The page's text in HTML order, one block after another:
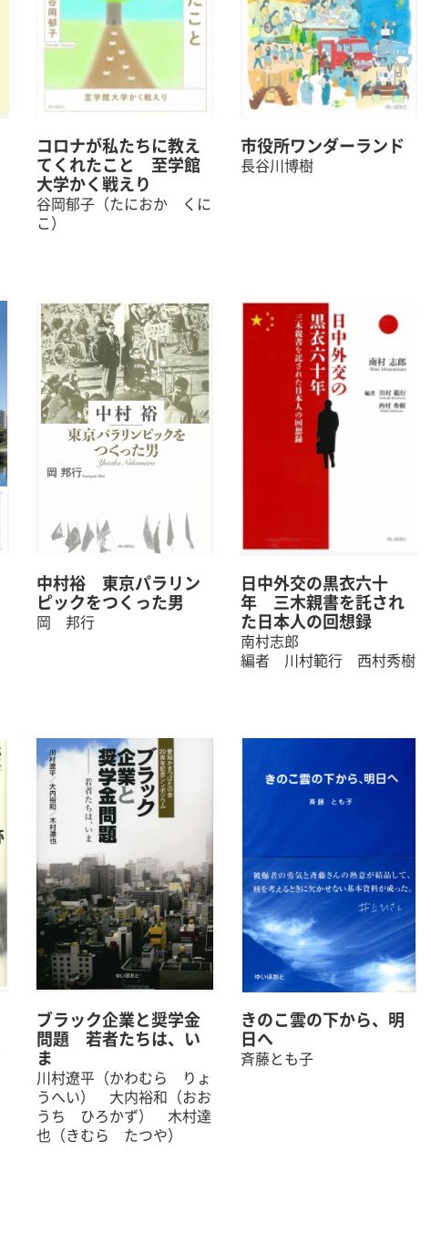
コロナが私たちに教え
てくれたこと 至学館
大学かく戦えり
谷岡郁子（たにおか くに
こ）
市役所ワンダーランド
長谷川博樹
中村裕 東京パラリン
ピックをつくった男
岡 邦行
日中外交の黒衣六十
年 三木親書を託され
た日本人の回想録
南村志郎
編者 川村範行 西村秀樹
ブラック企業と奨学金
問題 若者たちは、い
ま
川村遼平（かわむら りょ
うへい） 大内裕和（おお
うち ひろかず） 木村達
也（きむら たつや）
きのこ雲の下から、明
日へ
斉藤とも子